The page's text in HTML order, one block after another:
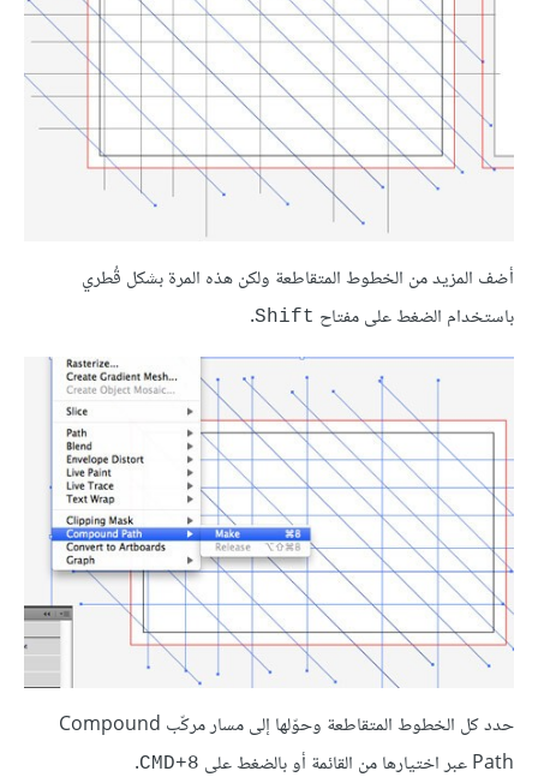
أضف المزيد من الخطوط المتقاطعة ولكن هذه المرة بشكل قُطري
باستخدام الضغط على مفتاح Shift
.
حدد كل الخطوط المتقاطعة وحوّلها إلى مسار مركّب Compound
Path عبر اختيارها من القائمة أو بالضغط على
CMD+8
.